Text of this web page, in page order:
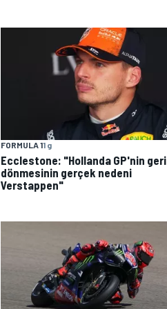
FORMULA 11 g
Ecclestone: "Hollanda GP'nin geri
dönmesinin gerçek nedeni
Verstappen"